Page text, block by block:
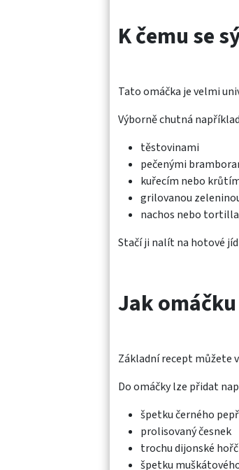
K čemu se
Tato omáčka je velmi
Výborně chutná
těstovinami
pečenými
kuřecím nebo
grilovanou
nachos nebo
Stačí ji nalít na hotové
Jak
Základní recept můžete
Do omáčky lze přidat
špetku černého
prolisovaný česnek
trochu dijonské
špetku